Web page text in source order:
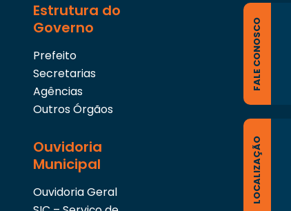
Estrutura do
Governo
Prefeito
Secretarias
Agências
Outros Órgãos
Ouvidoria
Municipal
Ouvidoria Geral
FALE CONOSCO
LOCALIZAÇÃO